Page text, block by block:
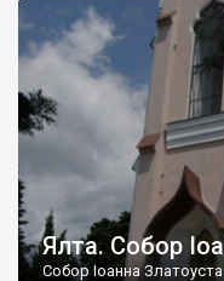
Ялта. Собор
Собор Іоанна